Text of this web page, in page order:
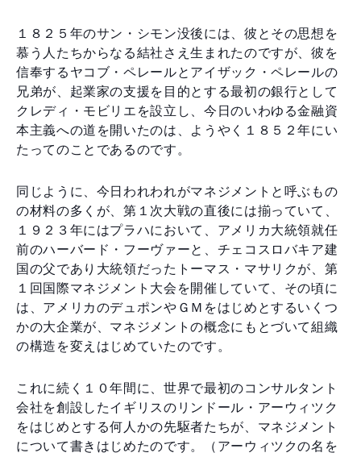
１８２５年のサン・シモン没後には、彼とその思想を
慕う人たちからなる結社さえ生まれたのですが、彼を
信奉するヤコブ・ペレールとアイザック・ペレールの
兄弟が、起業家の支援を目的とする最初の銀行として
クレディ・モビリエを設立し、今日のいわゆる金融資
本主義への道を開いたのは、ようやく１８５２年にい
たってのことであるのです。
同じように、今日われわれがマネジメントと呼ぶもの
の材料の多くが、第１次大戦の直後には揃っていて、
１９２３年にはプラハにおいて、アメリカ大統領就任
前のハーバード・フーヴァーと、チェコスロバキア建
国の父であり大統領だったトーマス・マサリクが、第
１回国際マネジメント大会を開催していて、その頃に
は、アメリカのデュポンやＧＭをはじめとするいくつ
かの大企業が、マネジメントの概念にもとづいて組織
の構造を変えはじめていたのです。
これに続く１０年間に、世界で最初のコンサルタント
会社を創設したイギリスのリンドール・アーウィツク
をはじめとする何人かの先駆者たちが、マネジメント
について書きはじめたのです。（アーウィツクの名を